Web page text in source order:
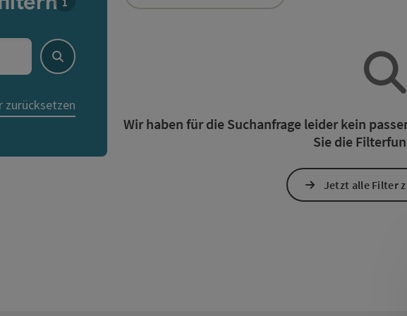
Suchen
zurücksetzen
Wir haben für die Suchanfrage leider kein
Sie die
Jetzt alle Filter